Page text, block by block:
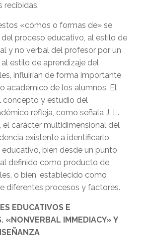
recibidas.
«cómos o formas de» se
proceso educativo, al estilo de
y no verbal del profesor por un
estilo de aprendizaje del
influirían de forma importante
académico de los alumnos. El
concepto y estudio del
refleja, como señala J. L.
el carácter multidimensional del
existente a identificarlo
bien desde un punto
definido como producto de
o bien, establecido como
diferentes procesos y factores.
EDUCATIVOS E
«NONVERBAL IMMEDIACY» Y